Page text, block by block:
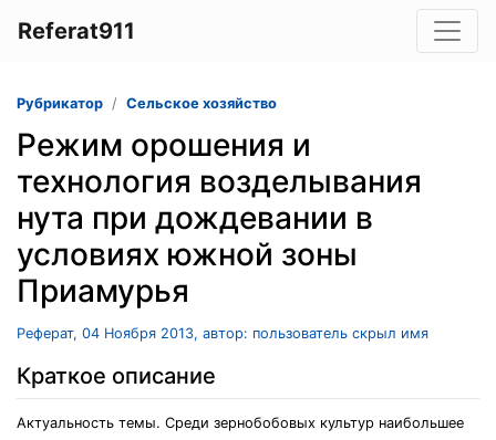
Referat911
Рубрикатор Сельское хозяйство
Режим орошения и
технология возделывания
нута при дождевании в
условиях южной зоны
Приамурья
Реферат, 04 Ноября 2013, автор: пользователь скрыл имя
Краткое описание
Актуальность темы. Среди зернобобовых культур наибольшее